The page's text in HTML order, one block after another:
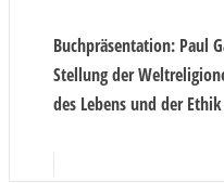
Buchpräsentation: Paul
Stellung der
des Lebens und der